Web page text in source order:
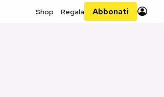
Shop Regala Abbonati